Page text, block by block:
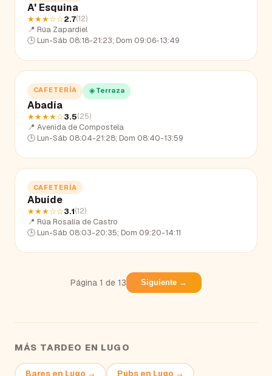
A' Esquina
★★★☆☆2.7(12)
📍 Rúa Zapardiel
🕒 Lun-Sáb 08:18-21:23; Dom 09:06-13:49
CAFETERÍA ☀️ Terraza
Abadía
★★★★☆3.5(25)
📍 Avenida de Compostela
🕒 Lun-Sáb 08:04-21:28; Dom 08:40-13:59
CAFETERÍA
Abuíde
★★★☆☆3.1(12)
📍 Rúa Rosalía de Castro
🕒 Lun-Sáb 08:03-20:35; Dom 09:20-14:11
Página 1 de 13 Siguiente →
MÁS TARDEO EN LUGO
Baresen Lugo → Pubsen Lugo →